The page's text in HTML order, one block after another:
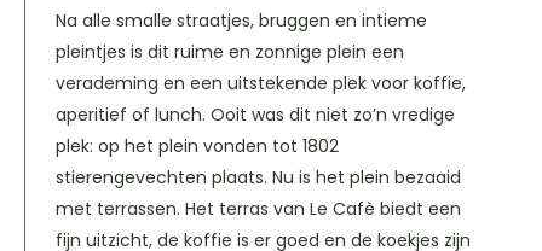
Na alle smalle straatjes, bruggen en intieme
pleintjes is dit ruime en zonnige plein een
verademing en een uitstekende plek voor koffie,
aperitief of lunch. Ooit was dit niet zo’n vredige
plek: op het plein vonden tot 1802
stierengevechten plaats. Nu is het plein bezaaid
met terrassen. Het terras van Le Cafè biedt een
fijn uitzicht, de koffie is er goed en de koekjes zijn